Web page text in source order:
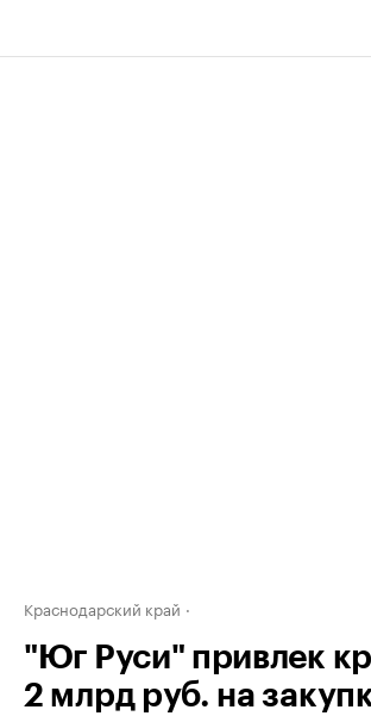
Краснодарский край
"Юг Руси" привлек
2 млрд руб. на